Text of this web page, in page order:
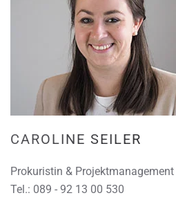
CAROLINE SEILER
Prokuristin & Projektmanagement
Tel.: 089 - 92 13 00 530